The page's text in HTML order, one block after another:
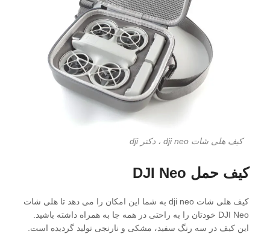
کیف هلی شات dji neo ، دکتر dji
کیف حمل DJI Neo
کیف هلی شات dji neo به شما این امکان را می دهد تا هلی شات
DJI Neo خودتان را به راحتی در همه جا به همراه داشته باشید.
این کیف در سه رنگ سفید، مشکی و نارنجی تولید گردیده است.